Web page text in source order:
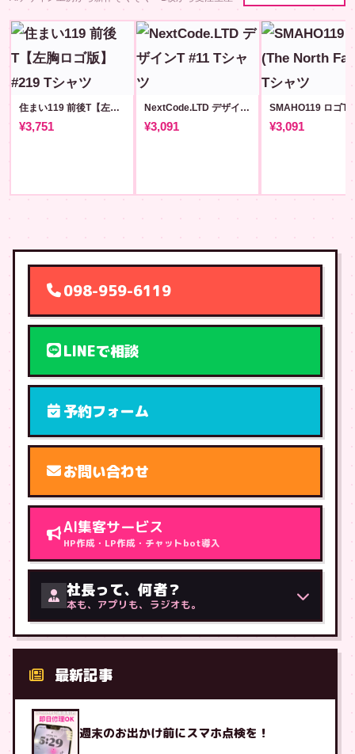
住まい119 前後T【左胸ロゴ版】#219
¥3,751
NextCode.LTD デザインT #11
¥3,091 ¥3,091
098-959-6119
LINEで相談
予約フォーム
お問い合わせ
AI集客サービス
HP作成・LP作成・チャットbot導入
社長って、何者？
本も、アプリも、ラジオも。
最新記事
週末のお出かけ前にスマホ点検を！